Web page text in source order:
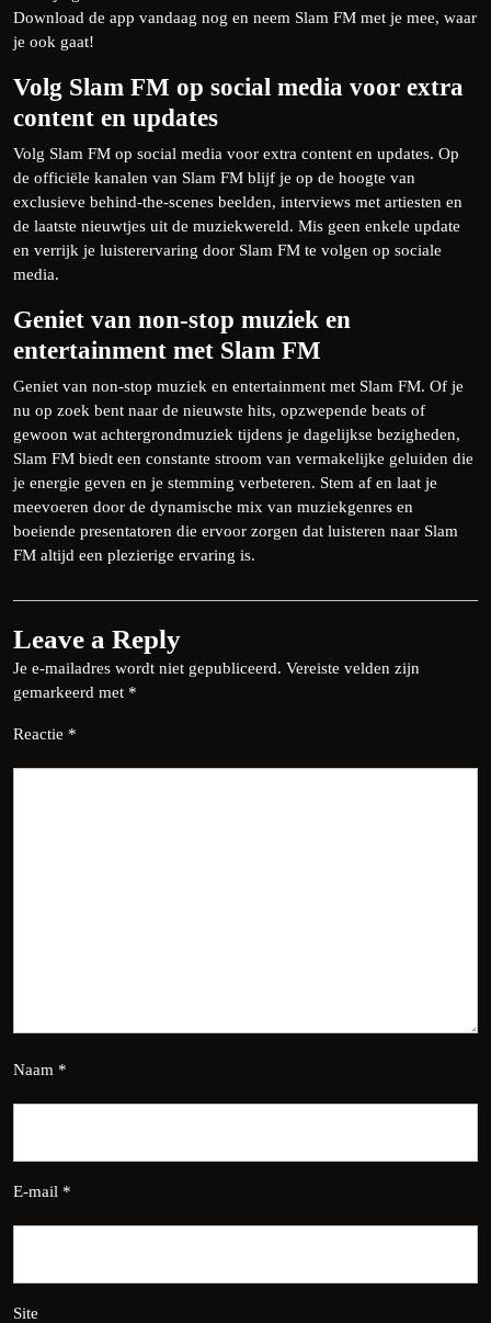
Download de app vandaag nog en neem Slam FM met je mee, waar
je ook gaat!
Volg Slam FM op social media voor extra
content en updates
Volg Slam FM op social media voor extra content en updates. Op
de officiële kanalen van Slam FM blijf je op de hoogte van
exclusieve behind-the-scenes beelden, interviews met artiesten en
de laatste nieuwtjes uit de muziekwereld. Mis geen enkele update
en verrijk je luisterervaring door Slam FM te volgen op sociale
media.
Geniet van non-stop muziek en
entertainment met Slam FM
Geniet van non-stop muziek en entertainment met Slam FM. Of je
nu op zoek bent naar de nieuwste hits, opzwepende beats of
gewoon wat achtergrondmuziek tijdens je dagelijkse bezigheden,
Slam FM biedt een constante stroom van vermakelijke geluiden die
je energie geven en je stemming verbeteren. Stem af en laat je
meevoeren door de dynamische mix van muziekgenres en
boeiende presentatoren die ervoor zorgen dat luisteren naar Slam
FM altijd een plezierige ervaring is.
Leave a Reply
Je e-mailadres wordt niet gepubliceerd. Vereiste velden zijn
gemarkeerd met *
Reactie *
Naam *
E-mail *
Site